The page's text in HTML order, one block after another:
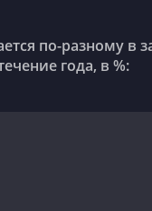
года, в %: